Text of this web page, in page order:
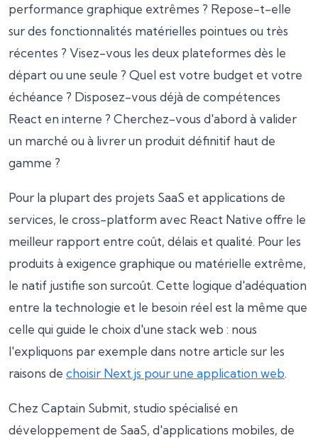
performance graphique extrêmes ? Repose-t-elle
sur des fonctionnalités matérielles pointues ou très
récentes ? Visez-vous les deux plateformes dès le
départ ou une seule ? Quel est votre budget et votre
échéance ? Disposez-vous déjà de compétences
React en interne ? Cherchez-vous d'abord à valider
un marché ou à livrer un produit définitif haut de
gamme ?
Pour la plupart des projets SaaS et applications de
services, le cross-platform avec React Native offre le
meilleur rapport entre coût, délais et qualité. Pour les
produits à exigence graphique ou matérielle extrême,
le natif justifie son surcoût. Cette logique d'adéquation
entre la technologie et le besoin réel est la même que
celle qui guide le choix d'une stack web : nous
l'expliquons par exemple dans notre article sur les
raisons de choisir Next.js pour une application web.
Chez Captain Submit, studio spécialisé en
développement de SaaS, d'applications mobiles, de